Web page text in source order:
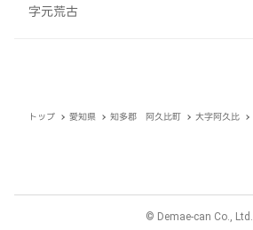
字元荒古
トップ 愛知県 知多郡 阿久比町 大字阿久比
© Demae-can Co., Ltd.